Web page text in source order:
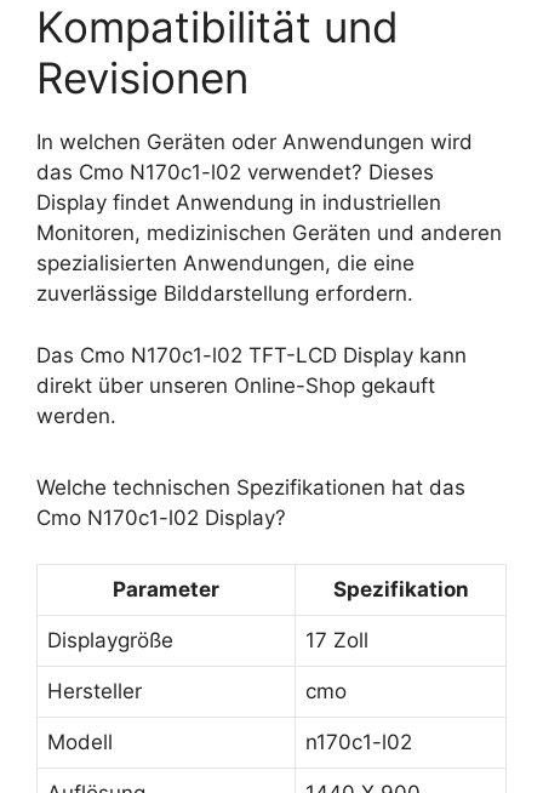
Kompatibilität und
Revisionen
In welchen Geräten oder Anwendungen wird
das Cmo N170c1-l02 verwendet? Dieses
Display findet Anwendung in industriellen
Monitoren, medizinischen Geräten und anderen
spezialisierten Anwendungen, die eine
zuverlässige Bilddarstellung erfordern.
Das Cmo N170c1-l02 TFT-LCD Display kann
direkt über unseren Online-Shop gekauft
werden.
Welche technischen Spezifikationen hat das
Cmo N170c1-l02 Display?
Parameter Spezifikation
Displaygröße 17 Zoll
Hersteller cmo
Modell n170c1-l02